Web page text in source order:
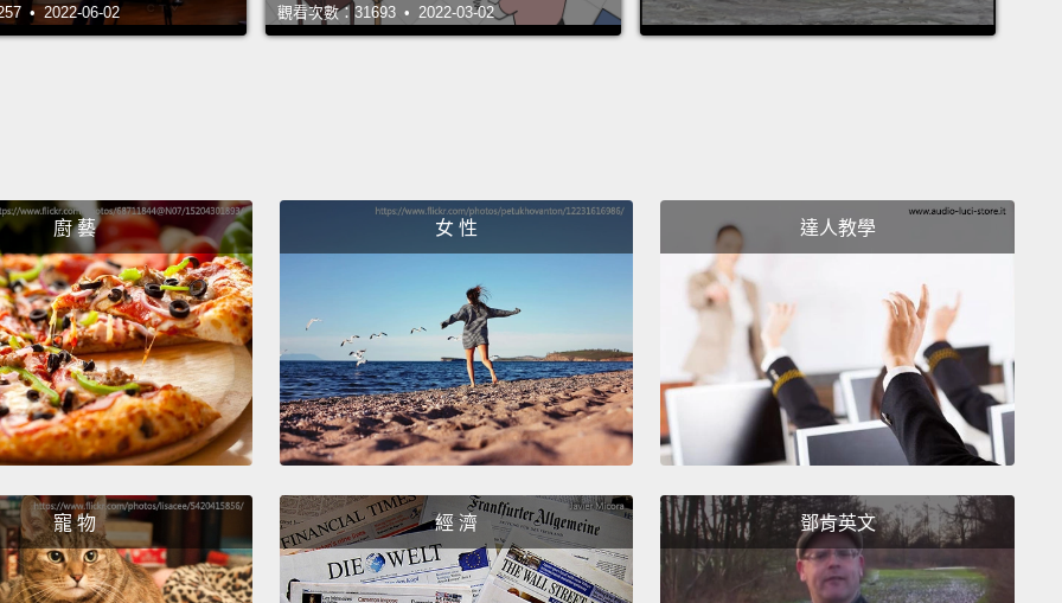
"Okay, I'm feeling, like, Cap'n Crunch ice cream today.
Crunch 榖片冰淇淋。那要吃哪一家的 Cap'n Crunch 榖片冰淇
淋呢？」我就是你的冰淇淋寶典。
We are now at our first location: Milk ice cream parlor.
They're very famous for their ice cream macarons.
我們現在來到第一間店：Milk 冰淇淋小棧。他們的冰淇淋馬卡
龍很有名。
馬卡倫？妳怎麼發音的，馬卡倫嗎？
It's not a "oo." It's like a macaron.
• 2022-06-02 觀看次數：31693 • 2022-03-02
廚 藝 女 性 達人教學
寵 物 經 濟 鄧肯英文